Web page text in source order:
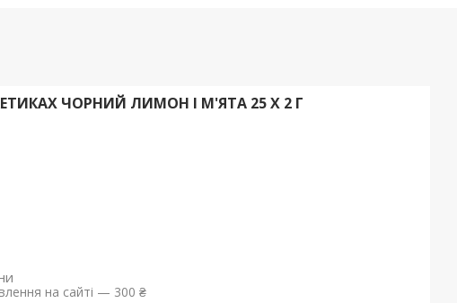
ЧОРНИЙ ЛИМОН І М'ЯТА 25 Х 2 Г
на сайті — 300 ₴